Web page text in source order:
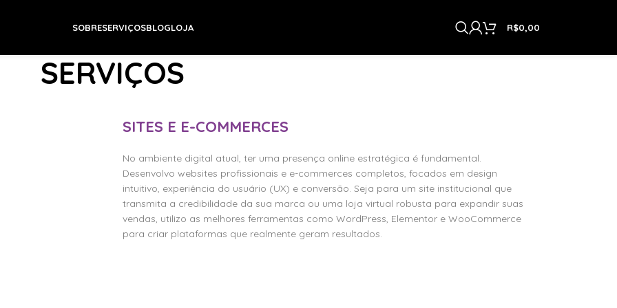
SOBRESERVIÇOSBLOGLOJA R$0,00
SERVIÇOS
SITES E E-COMMERCES
No ambiente digital atual, ter uma presença online estratégica é fundamental.
Desenvolvo websites profissionais e e-commerces completos, focados em design
intuitivo, experiência do usuário (UX) e conversão. Seja para um site institucional que
transmita a credibilidade da sua marca ou uma loja virtual robusta para expandir suas
vendas, utilizo as melhores ferramentas como WordPress, Elementor e WooCommerce
para criar plataformas que realmente geram resultados.